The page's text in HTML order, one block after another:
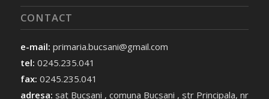
CONTACT
e-mail: primaria.bucsani@gmail.com
tel: 0245.235.041
fax: 0245.235.041
adresa: sat Bucsani , comuna Bucsani , str Principala, nr